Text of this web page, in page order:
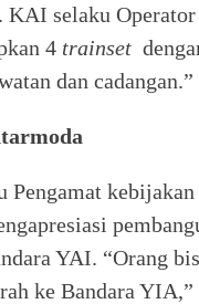
KAI selaku Operator
4 trainset
dan cadangan.”
Pengamat
YAI. “Orang
ke Bandara